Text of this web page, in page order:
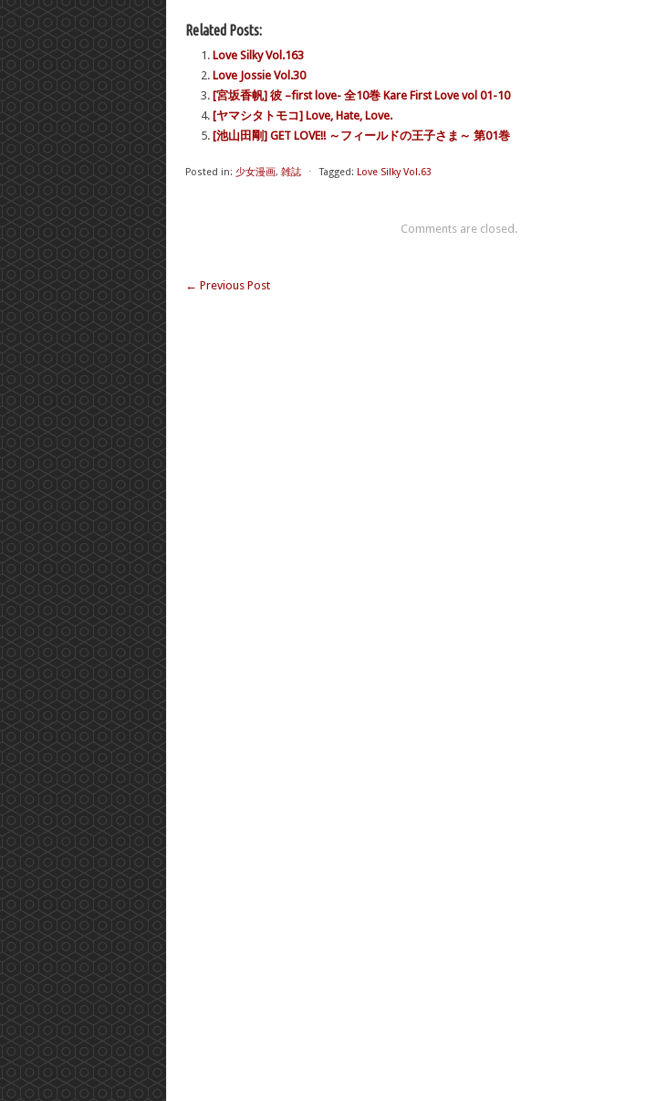
Related Posts:
Love Silky Vol.163
Love Jossie Vol.30
[宮坂香帆] 彼 –first love- 全10巻 Kare First Love vol 01-10
[ヤマシタトモコ] Love, Hate, Love.
[池山田剛] GET LOVE!! ～フィールドの王子さま～ 第01巻
Posted in: 少女漫画, 雑誌 ⋅ Tagged: Love Silky Vol.63
Comments are closed.
← Previous Post